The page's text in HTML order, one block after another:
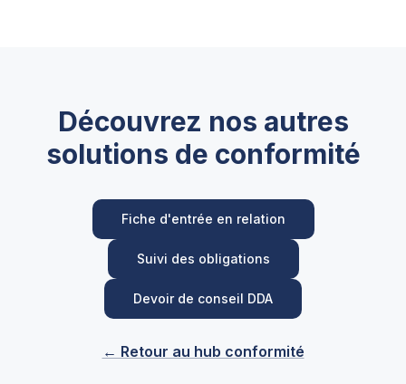
Découvrez nos autres
solutions de conformité
Fiche d'entrée en relation
Suivi des obligations
Devoir de conseil DDA
← Retour au hub conformité